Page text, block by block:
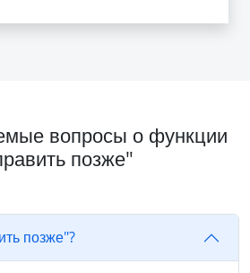
вопросы о функции
позже"
позже"?